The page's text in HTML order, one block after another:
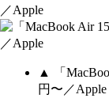
▲ 「
円〜／Apple